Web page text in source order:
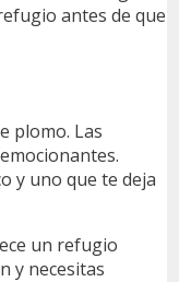
antes de que
plomo. Las
y uno que te deja
un refugio
y necesitas